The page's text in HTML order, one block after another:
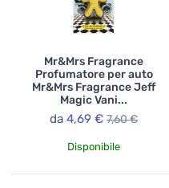
Mr&Mrs Fragrance
Profumatore per auto
Mr&Mrs Fragrance Jeff
Magic Vani...
da 4,69 € 7,60 €
Disponibile